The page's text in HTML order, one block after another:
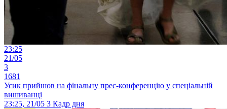
23:25
21/05
3
1681
Усик прийшов на фінальну прес-конференцію у спеціальній
вишиванці
23:25, 21/05 3 Кадр дня